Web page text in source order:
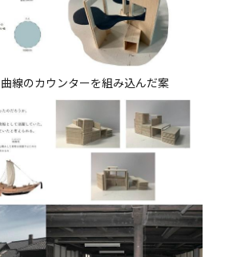
線のカウンターを組み込んだ案